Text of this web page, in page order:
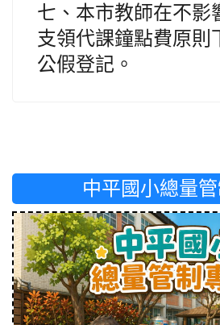
七、本市教師在不影
支領代課鐘點費原則
公假登記。
中平國小總量